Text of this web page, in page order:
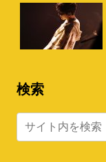
検索